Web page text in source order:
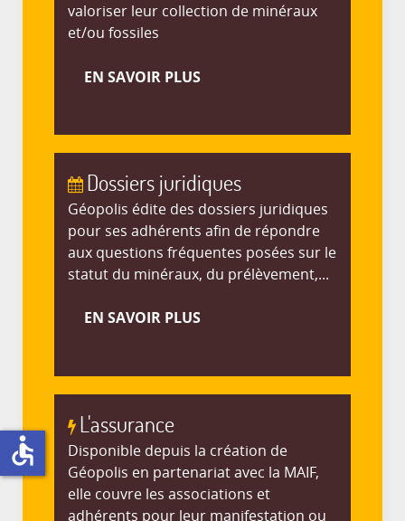
valoriser leur collection de minéraux
et/ou fossiles
EN SAVOIR PLUS
Dossiers juridiques
Géopolis édite des dossiers juridiques
pour ses adhérents afin de répondre
aux questions fréquentes posées sur le
statut du minéraux, du prélèvement,...
EN SAVOIR PLUS
L'assurance
Disponible depuis la création de
Géopolis en partenariat avec la MAIF,
elle couvre les associations et
adhérents pour leur manifestation ou
accessible